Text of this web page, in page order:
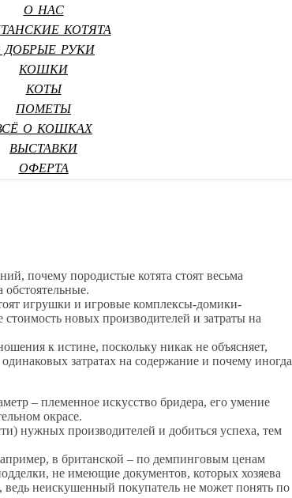
О НАС
КОТЯТА
ДОБРЫЕ РУКИ
КОШКИ
КОТЫ
ПОМЕТЫ
О КОШКАХ
ВЫСТАВКИ
ОФЕРТА
почему породистые котята стоят весьма
игрушки и игровые комплексы-домики-
новых производителей и затраты на
к истине, поскольку никак не объясняет,
затратах на содержание и почему иногда
– племенное искусство бридера, его умение
окрасе.
нужных производителей и добиться успеха, тем
в британской – по демпинговым ценам
не имеющие документов, которых хозяева
неискушенный покупатель не может понять по